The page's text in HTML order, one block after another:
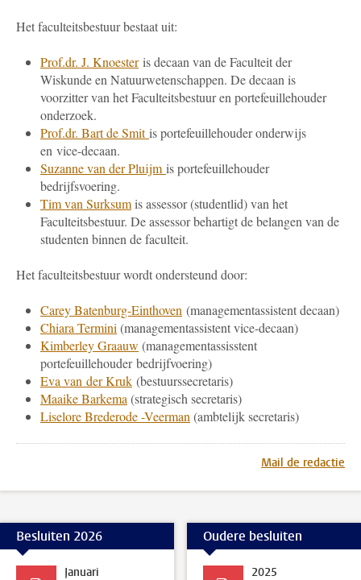
Het faculteitsbestuur bestaat uit:
Prof.dr. J. Knoesteris decaan van de Faculteit der
Wiskunde en Natuurwetenschappen. De decaan is
voorzitter van het Faculteitsbestuur en portefeuillehouder
onderzoek.
Prof.dr. Bart de Smitis portefeuillehouder onderwijs
en vice-decaan.
Suzanne van der Pluijm is portefeuillehouder
bedrijfsvoering.
Tim van Surksumis assessor (studentlid) van het
Faculteitsbestuur. De assessor behartigt de belangen van de
studenten binnen de faculteit.
Het faculteitsbestuur wordt ondersteund door:
Carey Batenburg-Einthoven (managementassistent decaan)
Chiara Termini (managementassistent vice-decaan)
Kimberley Graauw (managementassisstent
portefeuillehouder bedrijfvoering)
Eva van der Kruk (bestuurssecretaris)
Maaike Barkema (strategisch secretaris)
Liselore Brederode -Veerman (ambtelijk secretaris)
Mail de redactie
Besluiten 2026
Januari
Oudere besluiten
2025